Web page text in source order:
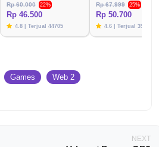
Rp 60.000
22%
Rp 46.500
4.8 | Terjual 44705
Rp 67.999
25%
Rp 50.700
4.6 | Terjual 39782
Games Web 2
NEXT